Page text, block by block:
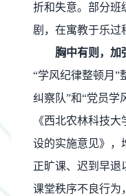
折和失意。部分班
剧，在寓教于乐过
胸中有则，加
“学风纪律整顿月”
纠察队”和“党员学
《西北农林科技
设的实施意见》，
正旷课、迟到早退
课堂秩序不良行为